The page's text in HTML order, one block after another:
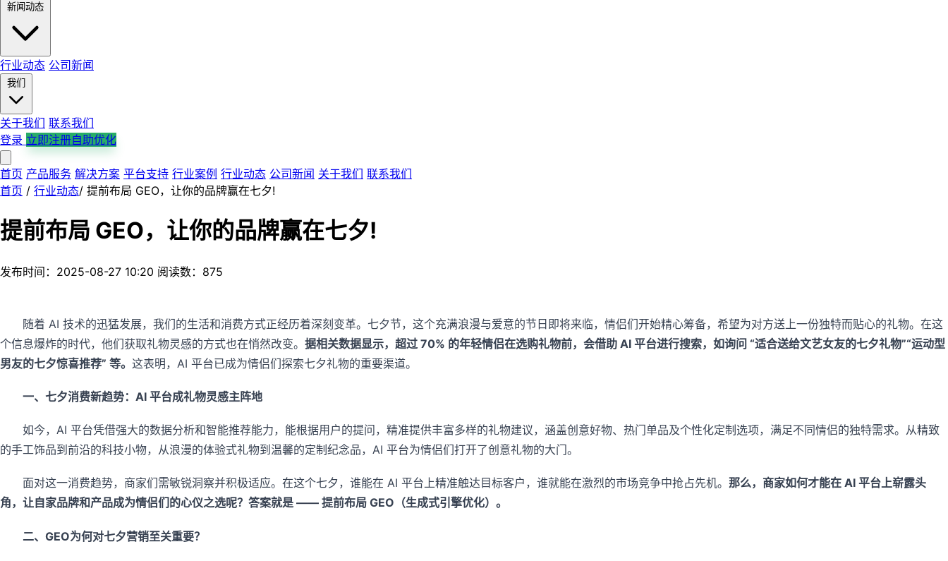
新闻动态
行业动态 公司新闻
我们
关于我们 联系我们
登录 立即注册自助优化
首页 产品服务 解决方案 平台支持 行业案例 行业动态 公司新闻 关于我们 联系我们
首页 / 行业动态/ 提前布局 GEO，让你的品牌赢在七夕!
提前布局 GEO，让你的品牌赢在七夕!
发布时间：2025-08-27 10:20 阅读数：875
随着 AI 技术的迅猛发展，我们的生活和消费方式正经历着深刻变革。七夕节，这个充满浪漫与爱意的节日即将来临，情侣们开始精心筹备，希望为对方送上一份独特而贴心的礼物。在这
个信息爆炸的时代，他们获取礼物灵感的方式也在悄然改变。 据相关数据显示，超过 70% 的年轻情侣在选购礼物前，会借助 AI 平台进行搜索，如询问 “适合送给文艺女友的七夕礼物”“运动型
男友的七夕惊喜推荐” 等。 这表明，AI 平台已成为情侣们探索七夕礼物的重要渠道。
一、七夕消费新趋势：AI 平台成礼物灵感主阵地
如今，AI 平台凭借强大的数据分析和智能推荐能力，能根据用户的提问，精准提供丰富多样的礼物建议，涵盖创意好物、热门单品及个性化定制选项，满足不同情侣的独特需求。从精致
的手工饰品到前沿的科技小物，从浪漫的体验式礼物到温馨的定制纪念品，AI 平台为情侣们打开了创意礼物的大门。
面对这一消费趋势，商家们需敏锐洞察并积极适应。在这个七夕，谁能在 AI 平台上精准触达目标客户，谁就能在激烈的市场竞争中抢占先机。 那么，商家如何才能在 AI 平台上崭露头
角，让自家品牌和产品成为情侣们的心仪之选呢？答案就是 —— 提前布局 GEO（生成式引擎优化）。
二、GEO为何对七夕营销至关重要？